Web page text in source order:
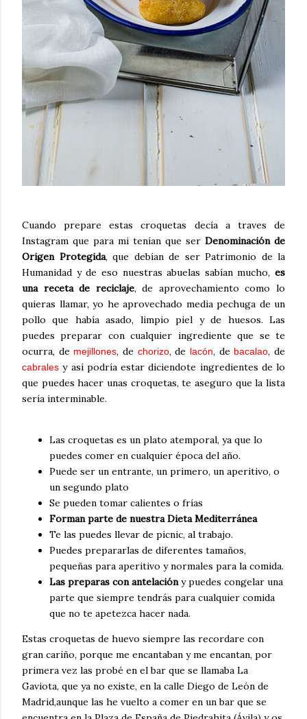
Cuando prepare estas croquetas decía a traves de
Instagram que para mi tenían que ser Denominación de
Origen Protegida, que debían de ser Patrimonio de la
Humanidad y de eso nuestras abuelas sabían mucho, es
una receta de reciclaje, de aprovechamiento como lo
quieras llamar, yo he aprovechado media pechuga de un
pollo que había asado, limpio piel y de huesos. Las
puedes preparar con cualquier ingrediente que se te
ocurra, de mejillones, de chorizo, de lacón, de bacalao, de
cabrales y así podría estar diciendote ingredientes de lo
que puedes hacer unas croquetas, te aseguro que la lista
sería interminable.
Las croquetas es un plato atemporal, ya que lo
puedes comer en cualquier época del año.
Puede ser un entrante, un primero, un aperitivo, o
un segundo plato
Se pueden tomar calientes o frías
Forman parte de nuestra Dieta Mediterránea
Te las puedes llevar de picnic, al trabajo.
Puedes prepararlas de diferentes tamaños,
pequeñas para aperitivo y normales para la comida.
Las preparas con antelacióny puedes congelar una
parte que siempre tendrás para cualquier comida
que no te apetezca hacer nada.
Estas croquetas de huevo siempre las recordare con
gran cariño, porque me encantaban y me encantan, por
primera vez las probé en el bar que se llamaba La
Gaviota, que ya no existe, en la calle Diego de León de
Madrid,aunque las he vuelto a comer en un bar que se